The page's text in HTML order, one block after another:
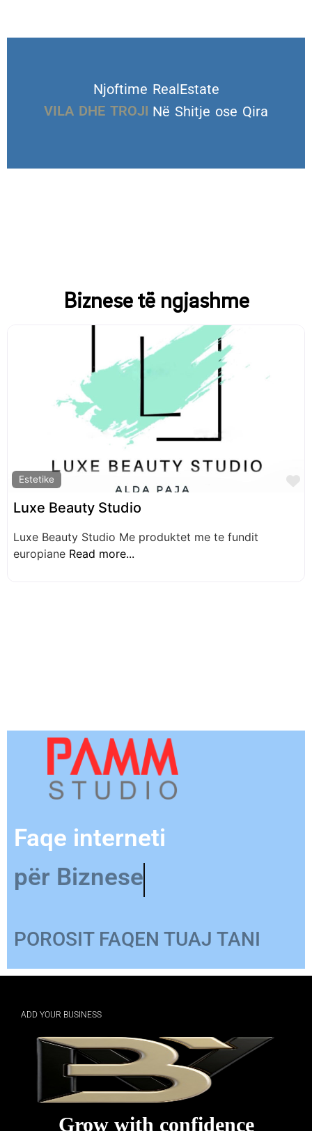
Njoftime RealEstate
VILA DHE TROJE
Biznese të ngjashme
Estetike
Luxe Beauty Studio
Luxe Beauty Studio Me produktet me te fundit
Faqe interneti
Grow with confidence